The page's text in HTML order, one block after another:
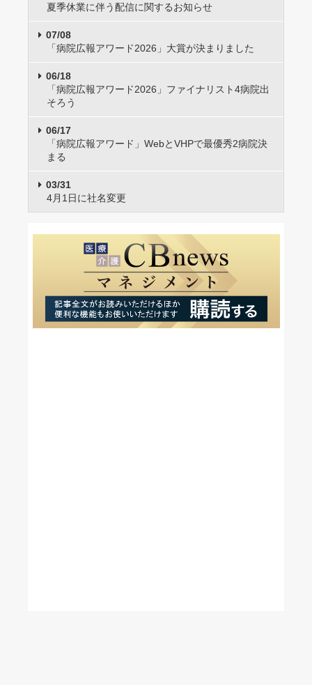
夏季休業に伴う配信に関するお知らせ
07/08
「病院広報アワード2026」大賞が決まりました
06/18
「病院広報アワード2026」ファイナリスト4病院出
そろう
06/17
「病院広報アワード」WebとVHPで最優秀2病院決
まる
03/31
4月1日に社名変更